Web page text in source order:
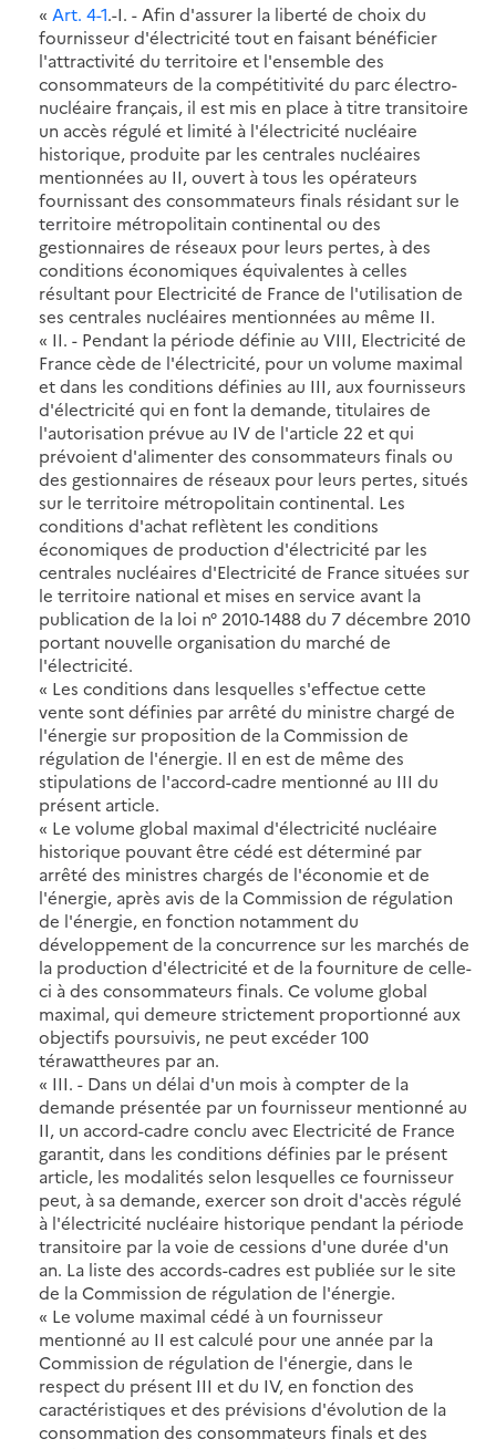
« Art. 4-1.-I. - Afin d'assurer la liberté de choix du
fournisseur d'électricité tout en faisant bénéficier
l'attractivité du territoire et l'ensemble des
consommateurs de la compétitivité du parc électro-
nucléaire français, il est mis en place à titre transitoire
un accès régulé et limité à l'électricité nucléaire
historique, produite par les centrales nucléaires
mentionnées au II, ouvert à tous les opérateurs
fournissant des consommateurs finals résidant sur le
territoire métropolitain continental ou des
gestionnaires de réseaux pour leurs pertes, à des
conditions économiques équivalentes à celles
résultant pour Electricité de France de l'utilisation de
ses centrales nucléaires mentionnées au même II.
« II. - Pendant la période définie au VIII, Electricité de
France cède de l'électricité, pour un volume maximal
et dans les conditions définies au III, aux fournisseurs
d'électricité qui en font la demande, titulaires de
l'autorisation prévue au IV de l'article 22 et qui
prévoient d'alimenter des consommateurs finals ou
des gestionnaires de réseaux pour leurs pertes, situés
sur le territoire métropolitain continental. Les
conditions d'achat reflètent les conditions
économiques de production d'électricité par les
centrales nucléaires d'Electricité de France situées sur
le territoire national et mises en service avant la
publication de la loi n° 2010-1488 du 7 décembre 2010
portant nouvelle organisation du marché de
l'électricité.
« Les conditions dans lesquelles s'effectue cette
vente sont définies par arrêté du ministre chargé de
l'énergie sur proposition de la Commission de
régulation de l'énergie. Il en est de même des
stipulations de l'accord-cadre mentionné au III du
présent article.
« Le volume global maximal d'électricité nucléaire
historique pouvant être cédé est déterminé par
arrêté des ministres chargés de l'économie et de
l'énergie, après avis de la Commission de régulation
de l'énergie, en fonction notamment du
développement de la concurrence sur les marchés de
la production d'électricité et de la fourniture de celle-
ci à des consommateurs finals. Ce volume global
maximal, qui demeure strictement proportionné aux
objectifs poursuivis, ne peut excéder 100
térawattheures par an.
« III. - Dans un délai d'un mois à compter de la
demande présentée par un fournisseur mentionné au
II, un accord-cadre conclu avec Electricité de France
garantit, dans les conditions définies par le présent
article, les modalités selon lesquelles ce fournisseur
peut, à sa demande, exercer son droit d'accès régulé
à l'électricité nucléaire historique pendant la période
transitoire par la voie de cessions d'une durée d'un
an. La liste des accords-cadres est publiée sur le site
de la Commission de régulation de l'énergie.
« Le volume maximal cédé à un fournisseur
mentionné au II est calculé pour une année par la
Commission de régulation de l'énergie, dans le
respect du présent III et du IV, en fonction des
caractéristiques et des prévisions d'évolution de la
consommation des consommateurs finals et des